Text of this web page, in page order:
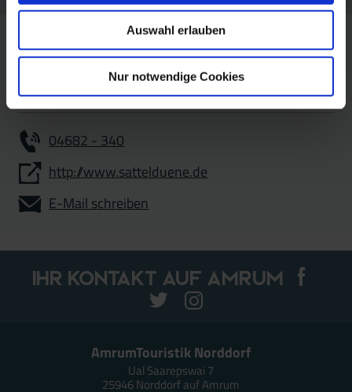
Auswahl erlauben
Nur notwendige Cookies
Fachklinik Satteldüne
Tanenwai 32
25946 Nebel
04682 - 340
http://www.sattelduene.de
E-Mail schreiben
Ihr Kontakt auf Amrum
AmrumTouristik Norddorf
Ual Saarepswai 7
25946 Norddorf auf Amrum